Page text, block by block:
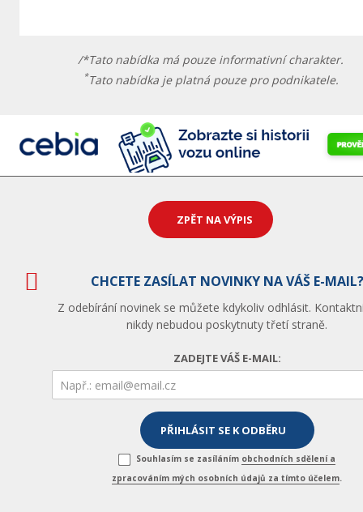
/*Tato nabídka má pouze informativní charakter.
*Tato nabídka je platná pouze pro podnikatele.
ZPĚT NA VÝPIS
CHCETE ZASÍLAT NOVINKY NA VÁŠ E-MAIL?
Z odebírání novinek se můžete kdykoliv odhlásit.
nikdy nebudou poskytnuty třetí straně.
ZADEJTE VÁŠ E-MAIL:
Souhlasím se zasíláním obchodních sdělení a
zpracováním mých osobních údajů za tímto účelem.